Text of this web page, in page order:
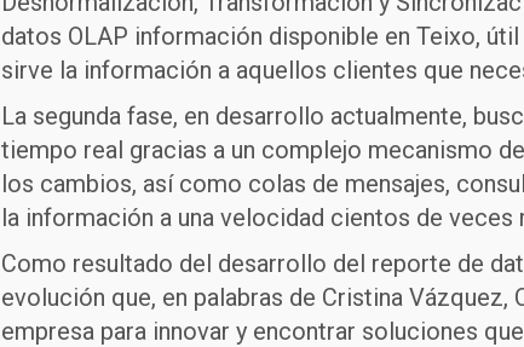
datos OLAP información disponible en Teixo,
sirve la información a aquellos clientes que
La segunda fase, en desarrollo actualmente,
tiempo real gracias a un complejo mecanismo
los cambios, así como colas de mensajes,
la información a una velocidad cientos de
Como resultado del desarrollo del reporte de
evolución que, en palabras de Cristina Vázquez,
empresa para innovar y encontrar soluciones